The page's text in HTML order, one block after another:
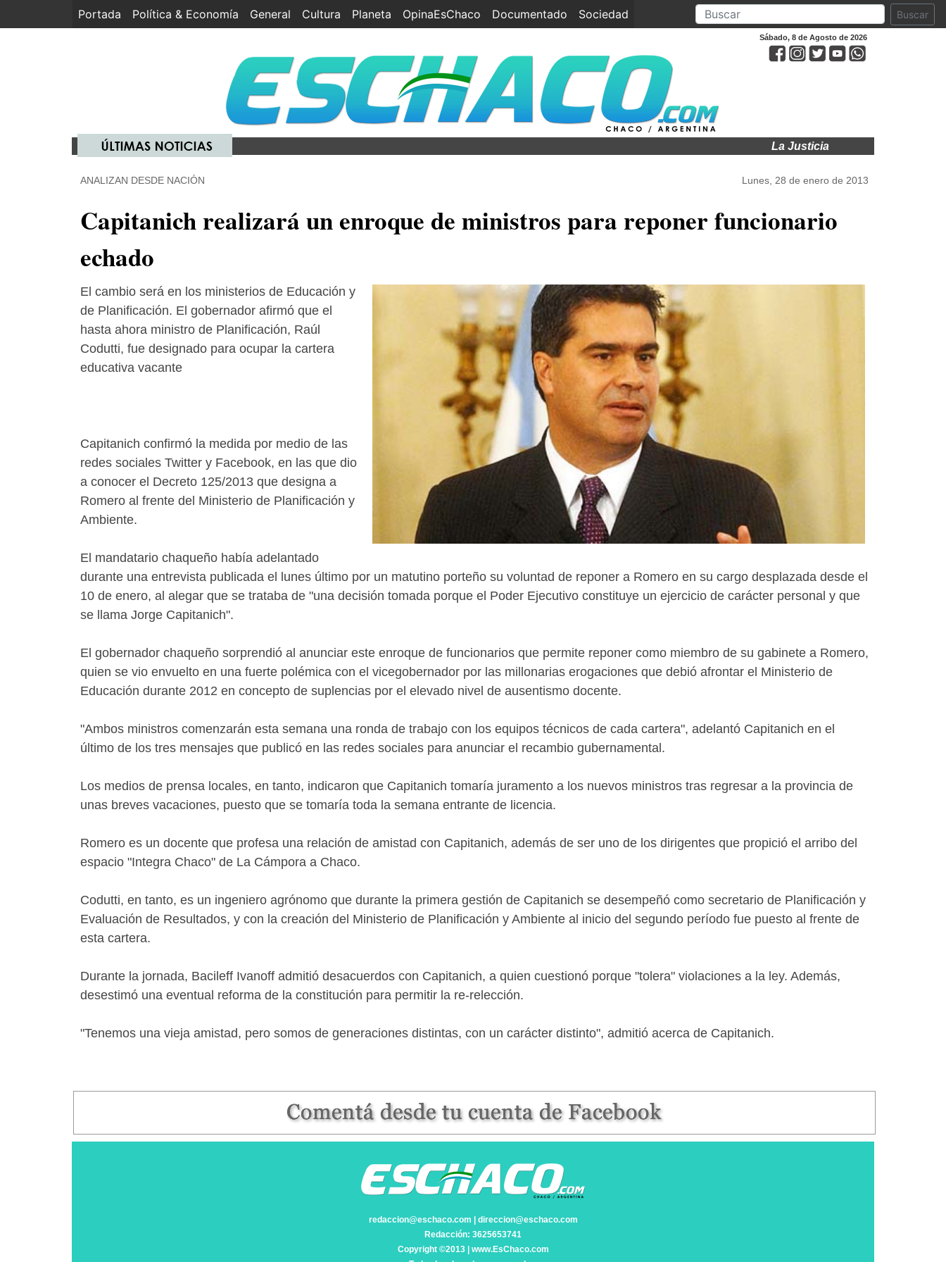
Portada (current)
Política & Economía General Cultura Planeta OpinaEsChaco Documentado Sociedad Buscar
Sábado, 8 de Agosto de 2026
La Justicia ratificó la cautelar y
ANALIZAN DESDE NACIÓN Lunes, 28 de enero de 2013
Capitanich realizará un enroque de ministros para reponer funcionario
echado
El cambio será en los ministerios de Educación y
de Planificación. El gobernador afirmó que el
hasta ahora ministro de Planificación, Raúl
Codutti, fue designado para ocupar la cartera
educativa vacante
Capitanich confirmó la medida por medio de las
redes sociales Twitter y Facebook, en las que dio
a conocer el Decreto 125/2013 que designa a
Romero al frente del Ministerio de Planificación y
Ambiente.
El mandatario chaqueño había adelantado
durante una entrevista publicada el lunes último por un matutino porteño su voluntad de reponer a Romero en su cargo desplazada desde el
10 de enero, al alegar que se trataba de "una decisión tomada porque el Poder Ejecutivo constituye un ejercicio de carácter personal y que
se llama Jorge Capitanich".
El gobernador chaqueño sorprendió al anunciar este enroque de funcionarios que permite reponer como miembro de su gabinete a Romero,
quien se vio envuelto en una fuerte polémica con el vicegobernador por las millonarias erogaciones que debió afrontar el Ministerio de
Educación durante 2012 en concepto de suplencias por el elevado nivel de ausentismo docente.
"Ambos ministros comenzarán esta semana una ronda de trabajo con los equipos técnicos de cada cartera", adelantó Capitanich en el
último de los tres mensajes que publicó en las redes sociales para anunciar el recambio gubernamental.
Los medios de prensa locales, en tanto, indicaron que Capitanich tomaría juramento a los nuevos ministros tras regresar a la provincia de
unas breves vacaciones, puesto que se tomaría toda la semana entrante de licencia.
Romero es un docente que profesa una relación de amistad con Capitanich, además de ser uno de los dirigentes que propició el arribo del
espacio "Integra Chaco" de La Cámpora a Chaco.
Codutti, en tanto, es un ingeniero agrónomo que durante la primera gestión de Capitanich se desempeñó como secretario de Planificación y
Evaluación de Resultados, y con la creación del Ministerio de Planificación y Ambiente al inicio del segundo período fue puesto al frente de
esta cartera.
Durante la jornada, Bacileff Ivanoff admitió desacuerdos con Capitanich, a quien cuestionó porque "tolera" violaciones a la ley. Además,
desestimó una eventual reforma de la constitución para permitir la re-relección.
"Tenemos una vieja amistad, pero somos de generaciones distintas, con un carácter distinto", admitió acerca de Capitanich.
redaccion@eschaco.com | direccion@eschaco.com
Redacción: 3625653741
Copyright ©2013 | www.EsChaco.com